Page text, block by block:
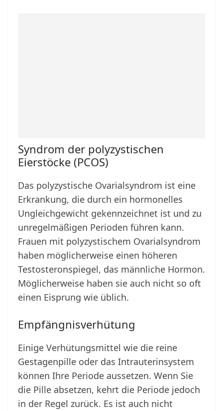
Syndrom der polyzystischen
Eierstöcke (PCOS)
Das polyzystische Ovarialsyndrom ist eine
Erkrankung, die durch ein hormonelles
Ungleichgewicht gekennzeichnet ist und zu
unregelmäßigen Perioden führen kann.
Frauen mit polyzystischem Ovarialsyndrom
haben möglicherweise einen höheren
Testosteronspiegel, das männliche Hormon.
Möglicherweise haben sie auch nicht so oft
einen Eisprung wie üblich.
Empfängnisverhütung
Einige Verhütungsmittel wie die reine
Gestagenpille oder das Intrauterinsystem
können Ihre Periode aussetzen. Wenn Sie
die Pille absetzen, kehrt die Periode jedoch
in der Regel zurück. Es ist auch nicht